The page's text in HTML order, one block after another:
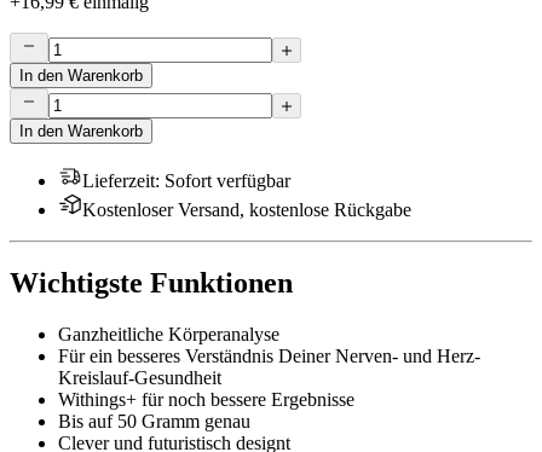
In den Warenkorb
In den Warenkorb
Lieferzeit: Sofort verfügbar
Kostenloser Versand, kostenlose Rückgabe
Wichtigste Funktionen
Ganzheitliche Körperanalyse
Für ein besseres Verständnis Deiner Nerven- und Herz-
Kreislauf-Gesundheit
Withings+ für noch bessere Ergebnisse
Bis auf 50 Gramm genau
Clever und futuristisch designt